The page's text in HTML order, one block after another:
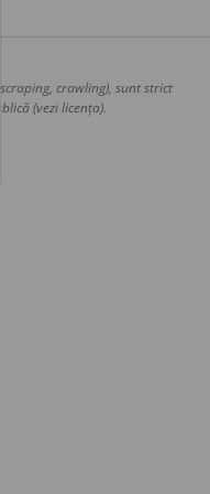
crawling), sunt strict
(vezi licența).